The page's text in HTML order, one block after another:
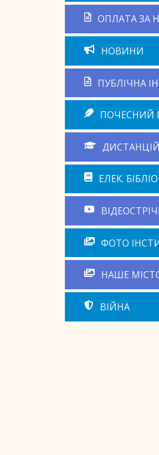
ОПЛАТА ЗА
НОВИНИ
ПУБЛІЧНА
ПОЧЕСНИЙ
ЕЛЕК.
ФОТО
НАШЕ
ВІЙНА